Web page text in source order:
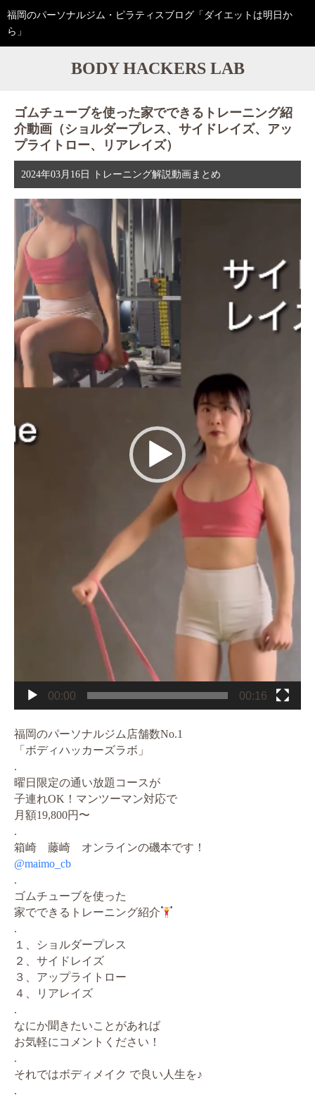
福岡のパーソナルジム・ピラティスブログ「ダイエットは明日か
ら」
BODY HACKERS LAB
ゴムチューブを使った家でできるトレーニング紹
介動画（ショルダープレス、サイドレイズ、アッ
プライトロー、リアレイズ）
2024年03月16日 トレーニング解説動画まとめ
プ
レ
ー
ー
00:00 00:16
福岡のパーソナルジム店舗数No.1
「ボディハッカーズラボ」
.
曜日限定の通い放題コースが
子連れOK！マンツーマン対応で
月額19,800円〜
.
箱崎 藤崎 オンラインの磯本です！
@maimo_cb
.
ゴムチューブを使った
家でできるトレーニング紹介
.
１、ショルダープレス
２、サイドレイズ
３、アップライトロー
４、リアレイズ
.
なにか聞きたいことがあれば
お気軽にコメントください！
.
それではボディメイク で良い人生を♪
.